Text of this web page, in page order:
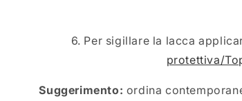
6. Per sigillare la lacca
protettiva/
Suggerimento: ordina